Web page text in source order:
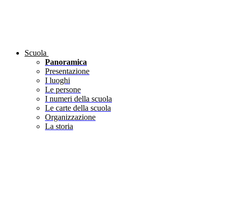
Scuola
Panoramica
Presentazione
I luoghi
Le persone
I numeri della scuola
Le carte della scuola
Organizzazione
La storia